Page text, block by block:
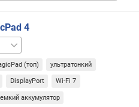
4
(топ) ультратонкий
DisplayPort Wi-Fi 7
емкий аккумулятор